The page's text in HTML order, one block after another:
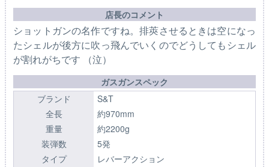
店長のコメント
ショットガンの名作ですね。排莢させるときは空になっ
たシェルが後方に吹っ飛んでいくのでどうしてもシェル
が割れがちです （泣）
ガスガンスペック
ブランド
S&T
全長
約970mm
重量
約2200g
装弾数
5発
タイプ
レバーアクション